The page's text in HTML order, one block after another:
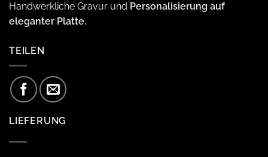
Handwerkliche Gravur und Personalisierung auf
eleganter Platte.
TEILEN
LIEFERUNG